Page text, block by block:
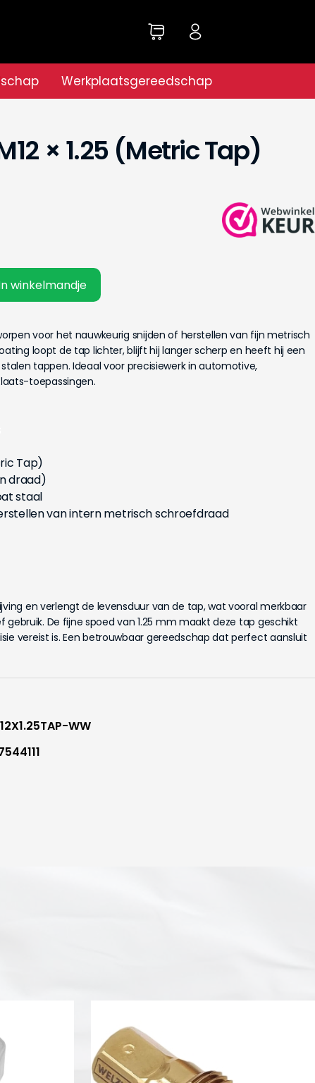
Werkplaatsgereedschap
× 1.25 (Metric Tap)
winkelmandje
voor het nauwkeurig snijden of herstellen van fijn metrisch
loopt de tap lichter, blijft hij langer scherp en heeft hij een
tappen. Ideaal voor precisiewerk in automotive,
toepassingen.
Tap)
draad)
staal
van intern metrisch schroefdraad
en verlengt de levensduur van de tap, wat vooral merkbaar
De fijne spoed van 1.25 mm maakt deze tap geschikt
vereist is. Een betrouwbaar gereedschap dat perfect aansluit
WW